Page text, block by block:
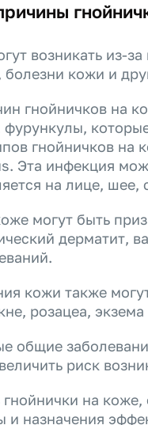
возникать из-
кожи и
гнойничков на
гнойничков на
Эта инфекция
на лице, шее,
могут быть
дерматит,
кожи также
розацеа, экзема
общие
риск
на коже,
и назначения